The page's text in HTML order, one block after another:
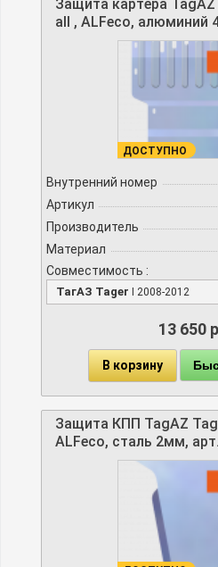
Защита картера
all , ALFeco, алюминий
ДОСТУПНО
Внутренний номер
Артикул
Производитель
Материал
Совместимость :
ТагАЗ Tager I 2008-2012
13 650
В корзину
Защита КПП TagAZ
ALFeco, сталь 2мм,